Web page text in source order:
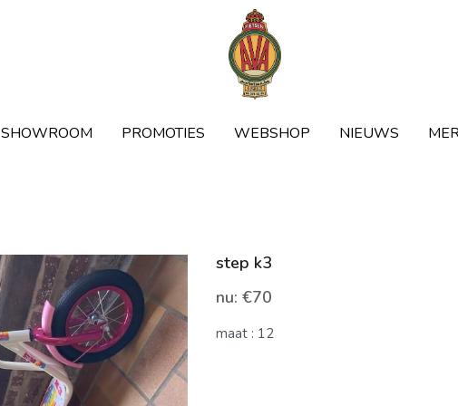
SHOWROOM PROMOTIES WEBSHOP NIEUWS
SHOWROOM PROMOTIES WEBSHOP NIEUWS
step k3
nu: €70
maat : 12